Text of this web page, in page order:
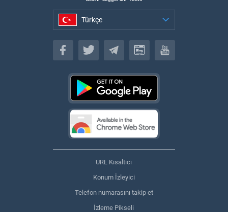
Türkçe
Türkçe
URL Kısaltıcı
Konum İzleyici
Telefon numarasını takip et
İzleme Pikseli